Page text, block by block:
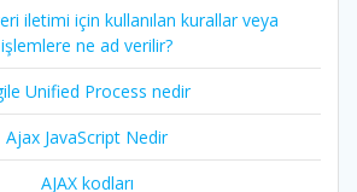
iletimi için kullanılan kurallar veya
işlemlere ne ad verilir?
Unified Process nedir
Ajax JavaScript Nedir
AJAX kodları